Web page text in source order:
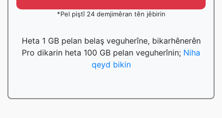
*Pel piştî 24 demjimêran tên jêbirin
Heta 1 GB pelan belaş veguherîne, bikarhênerên
Pro dikarin heta 100 GB pelan veguherînin; Niha
qeyd bikin